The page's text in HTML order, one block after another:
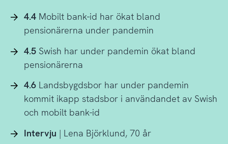
4.4Mobilt bank-id har ökat bland
pensionärerna under pandemin
4.5Swish har under pandemin ökat bland
pensionärerna
4.6Landsbygdsbor har under pandemin
kommit ikapp stadsbor i användandet av Swish
och mobilt bank-id
Intervju | Lena Björklund, 70 år